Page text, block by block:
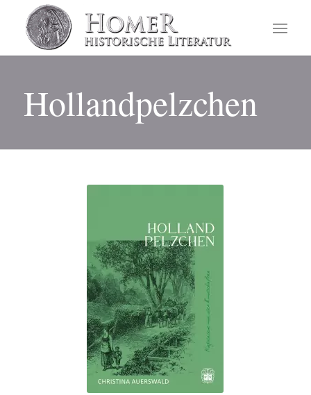
Hollandpelzchen